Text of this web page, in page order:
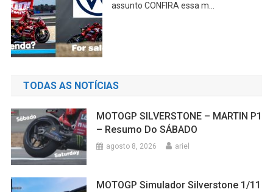
assunto CONFIRA essa m...
TODAS AS NOTÍCIAS
MOTOGP SILVERSTONE – MARTIN P1
– Resumo Do SÁBADO
agosto 8, 2026 ariel
MOTOGP Simulador Silverstone 1/11